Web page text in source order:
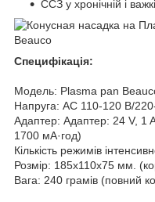
ССЗ у хронічній і
Специфікація:
Модель: Plasma pan
Напруга: AC 110-120 В/
Адаптер: Адаптер: 24 V, 1
1700 мА·год)
Кількість режимів
Розмір: 185x110x75 мм.
Вага: 240 грамів (повний